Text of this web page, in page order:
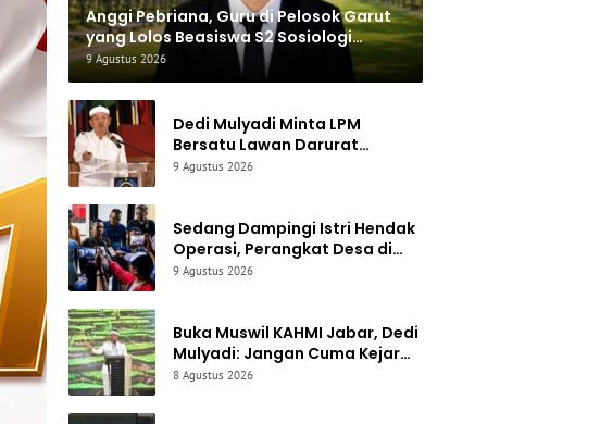
Anggi Pebriana, Guru di Pelosok Garut
yang Lolos Beasiswa S2 Sosiologi
Unpad
9 Agustus 2026
Dedi Mulyadi Minta LPM
Bersatu Lawan Darurat
Tramadol, Judi Online, dan
9 Agustus 2026
Sedang Dampingi Istri Hendak
Operasi, Perangkat Desa di
Garut Malah Diintimidasi
9 Agustus 2026
Buka Muswil KAHMI Jabar, Dedi
Mulyadi: Jangan Cuma Kejar
Gelar, Akademisi Harus Buat
8 Agustus 2026